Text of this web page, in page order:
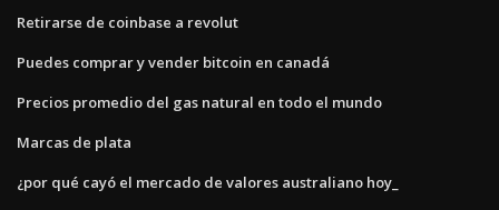
Retirarse de coinbase a revolut
Puedes comprar y vender bitcoin en canadá
Precios promedio del gas natural en todo el mundo
Marcas de plata
¿por qué cayó el mercado de valores australiano hoy_